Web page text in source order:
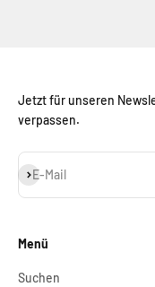
Jetzt für unseren
verpassen.
E-Mail
Abonnieren
Menü
Suchen